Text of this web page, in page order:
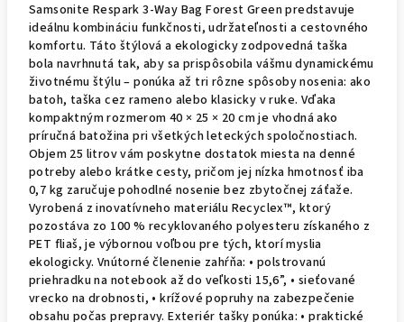
Samsonite Respark 3-Way Bag Forest Green predstavuje
ideálnu kombináciu funkčnosti, udržateľnosti a cestovného
komfortu. Táto štýlová a ekologicky zodpovedná taška
bola navrhnutá tak, aby sa prispôsobila vášmu dynamickému
životnému štýlu – ponúka až tri rôzne spôsoby nosenia: ako
batoh, taška cez rameno alebo klasicky v ruke. Vďaka
kompaktným rozmerom 40 × 25 × 20 cm je vhodná ako
príručná batožina pri všetkých leteckých spoločnostiach.
Objem 25 litrov vám poskytne dostatok miesta na denné
potreby alebo krátke cesty, pričom jej nízka hmotnosť iba
0,7 kg zaručuje pohodlné nosenie bez zbytočnej záťaže.
Vyrobená z inovatívneho materiálu Recyclex™, ktorý
pozostáva zo 100 % recyklovaného polyesteru získaného z
PET fliaš, je výbornou voľbou pre tých, ktorí myslia
ekologicky. Vnútorné členenie zahŕňa: • polstrovanú
priehradku na notebook až do veľkosti 15,6”, • sieťované
vrecko na drobnosti, • krížové popruhy na zabezpečenie
obsahu počas prepravy. Exteriér tašky ponúka: • praktické